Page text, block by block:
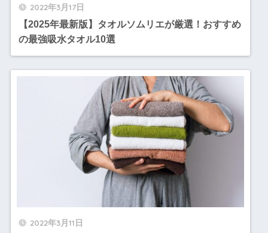
2022年3月17日
【2025年最新版】タオルソムリエが厳選！おすすめ
の最強吸水タオル10選
2022年3月11日